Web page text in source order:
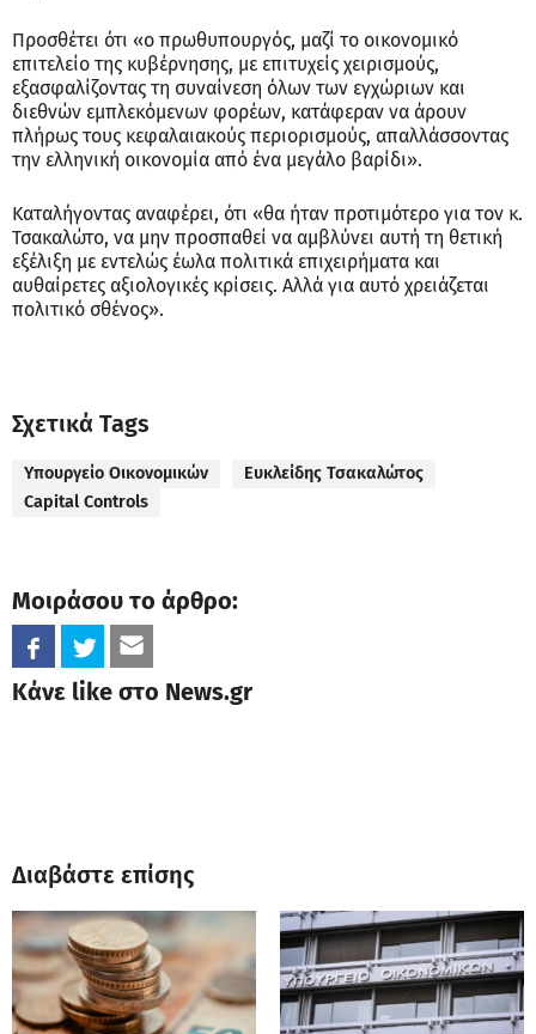
Προσθέτει ότι «ο πρωθυπουργός, μαζί το οικονομικό
επιτελείο της κυβέρνησης, με επιτυχείς χειρισμούς,
εξασφαλίζοντας τη συναίνεση όλων των εγχώριων και
διεθνών εμπλεκόμενων φορέων, κατάφεραν να άρουν
πλήρως τους κεφαλαιακούς περιορισμούς, απαλλάσσοντας
την ελληνική οικονομία από ένα μεγάλο βαρίδι».
Καταλήγοντας αναφέρει, ότι «θα ήταν προτιμότερο για τον κ.
Τσακαλώτο, να μην προσπαθεί να αμβλύνει αυτή τη θετική
εξέλιξη με εντελώς έωλα πολιτικά επιχειρήματα και
αυθαίρετες αξιολογικές κρίσεις. Αλλά για αυτό χρειάζεται
πολιτικό σθένος».
Σχετικά Tags
Υπουργείο Οικονομικών
Ευκλείδης Τσακαλώτος
Capital Controls
Μοιράσου το άρθρο:
Κάνε like στο News.gr
Διαβάστε επίσης